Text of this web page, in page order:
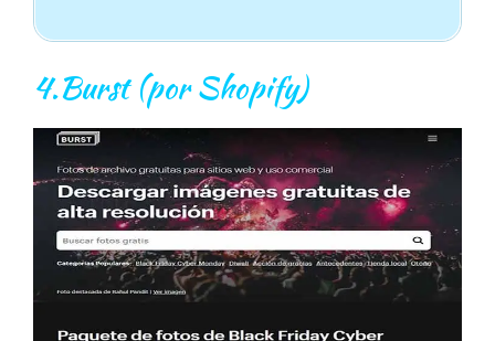
4.Burst(por Shopify)